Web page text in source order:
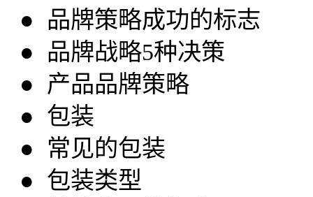
● 品牌策略成功的标志
● 品牌战略5种决策
● 产品品牌策略
● 包装
● 常见的包装
● 包装类型